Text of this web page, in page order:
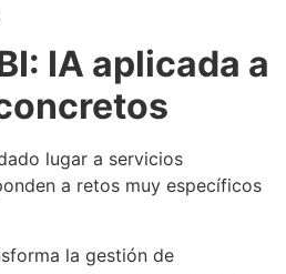
IA aplicada a
lugar a servicios
a retos muy específicos
la gestión de